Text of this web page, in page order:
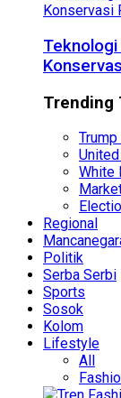
Trending
White
Regional
Politik
Serba Serbi
Sports
Sosok
Kolom
Lifestyle
All